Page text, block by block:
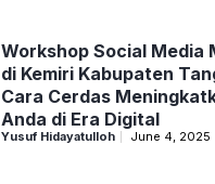
Workshop Social Media
di Kemiri Kabupaten
Cara Cerdas
Anda di Era Digital
Yusuf Hidayatulloh June 4, 2025